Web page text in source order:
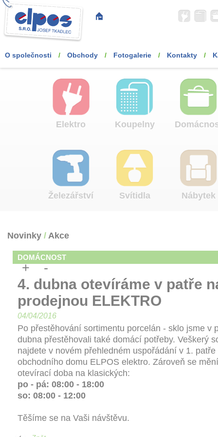
O společnosti / Obchody / Fotogalerie / Kontakty /
Elektro Koupelny
Železářství Svítidla Nábytek
Novinky / Akce
+ -
DOMÁCNOST
4. dubna otevíráme v patře
prodejnou ELEKTRO
04/04/2016
Po přestěhování sortimentu porcelán - sklo jsme v
dubna přestěhovali také domácí potřeby. Veškerý
najdete v novém přehledném uspořádání v 1. patře
obchodního domu ELPOS elektro. Zároveň se mění
otevírací doba na klasických:
po - pá: 08:00 - 18:00
so: 08:00 - 12:00
Těšíme se na Vaši návštěvu.